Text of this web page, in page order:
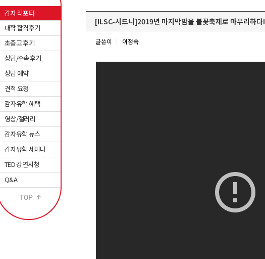
[ILSC-시드니]2019년 마지막밤을 불꽃축제로 마무리하다!
글쓴이 이정숙
감자 리포터
대학 합격후기
초중고 후기
상담/수속후기
상담 예약
견적 요청
감자유학 혜택
영상/갤러리
감자유학 뉴스
감자유학 세미나
TED 강연시청
Q&A